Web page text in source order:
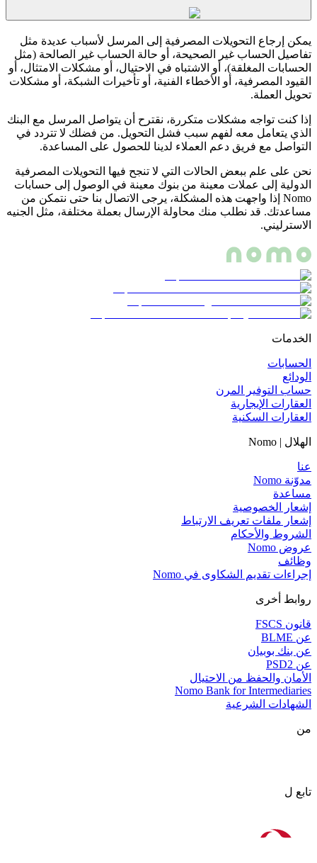
يمكن إرجاع التحويلات المصرفية إلى المرسل لأسباب عديدة مثل
تفاصيل الحساب غير الصحيحة، أو حالة الحساب غير الصالحة (مثل
الحسابات المغلقة)، أو الاشتباه في الاحتيال، أو مشكلات الامتثال، أو
القيود المصرفية، أو الأخطاء الفنية، أو تأخيرات الشبكة، أو مشكلات
تحويل العملة.
إذا كنت تواجه مشكلات متكررة، نقترح أن يتواصل المرسل مع البنك
الذي يتعامل معه لفهم سبب فشل التحويل. من فضلك لا تتردد في
التواصل مع فريق دعم العملاء لدينا للحصول على المساعدة.
نحن على علم ببعض الحالات التي لا تنجح فيها التحويلات المصرفية
الدولية إلى عملات معينة من بنوك معينة في الوصول إلى حسابات
Nomo إذا واجهت هذه المشكلة، يرجى الاتصال بنا حتى نتمكن من
مساعدتك. قد نطلب منك محاولة الإرسال بعملة مختلفة، مثل الجنيه
الاسترليني.
الخدمات
الحسابات
الودائع
حساب التوفير المرن
العقارات الإيجارية
العقارات السكنية
الهلال | Nomo
عنا
مدوّنة Nomo
مساعدة
إشعار الخصوصية
إشعار ملفات تعريف الارتباط
الشروط والأحكام
عروض Nomo
وظائف
إجراءات تقديم الشكاوى في Nomo
روابط أخرى
قانون FSCS
عن BLME
عن بنك بوبيان
عن PSD2
الأمان والحفظ من الاحتيال
Nomo Bank for Intermediaries
الشهادات الشرعية
من
تابع ل